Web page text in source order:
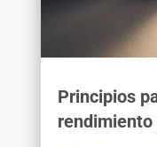
Principios